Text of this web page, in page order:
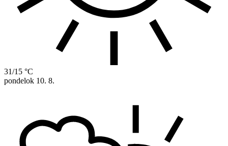
31/15 °C
pondelok 10. 8.